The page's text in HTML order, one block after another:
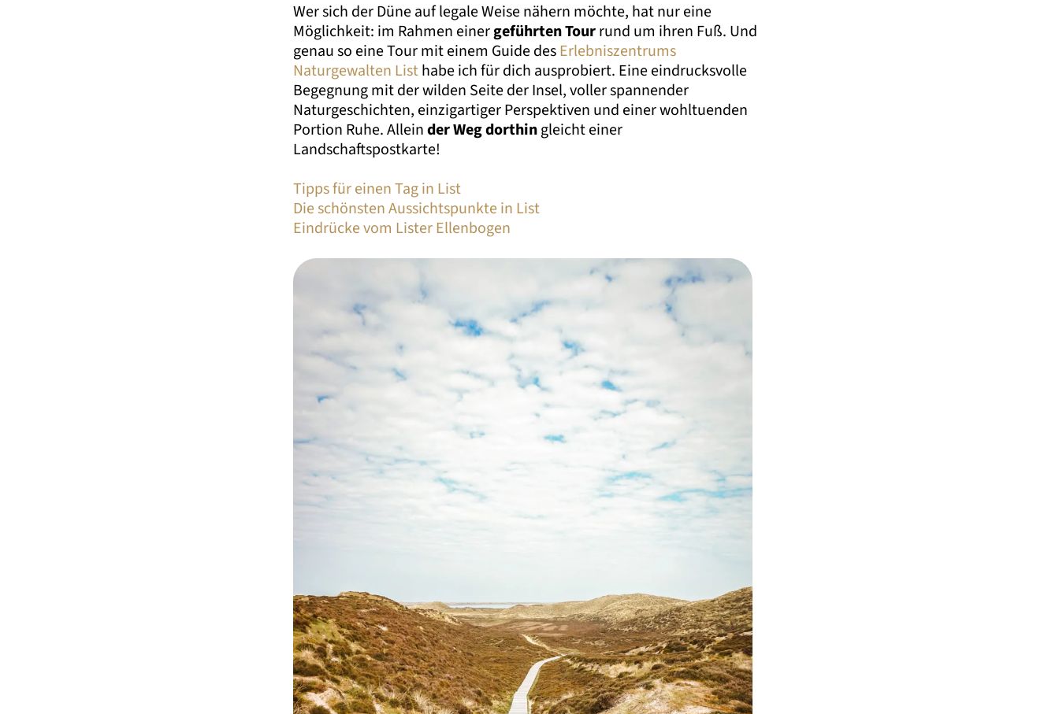
Wer sich der Düne auf legale Weise nähern möchte, hat nur eine
Möglichkeit: im Rahmen einergeführten Tourrund um ihren Fuß. Und
genau so eine Tour mit einem Guide desErlebniszentrums
Naturgewalten Listhabe ich für dich ausprobiert. Eine eindrucksvolle
Begegnung mit der wilden Seite der Insel, voller spannender
Naturgeschichten, einzigartiger Perspektiven und einer wohltuenden
Portion Ruhe. Alleinder Weg dorthingleicht einer
Landschaftspostkarte!
Tipps für einen Tag in List
Die schönsten Aussichtspunkte in List
Eindrücke vom Lister Ellenbogen